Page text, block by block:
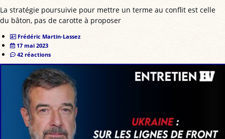
La stratégie poursuivie pour mettre un terme au conflit est celle
du bâton, pas de carotte à proposer
Frédéric Martin-Lassez
17 mai 2023
42 réactions